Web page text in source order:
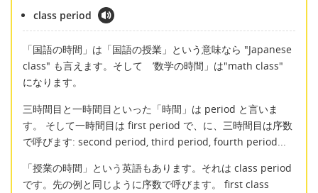
class period
「国語の時間」は「国語の授業」という意味なら "Japanese
class" も言えます。そして ’数学の時間」は"math class"
になります。
三時間目と一時間目といった「時間」は period と言いま
す。 そして一時間目は first period で、に、三時間目は序数
で呼びます: second period, third period, fourth period...
「授業の時間」という英語もあります。それは class period
です。先の例と同じように序数で呼びます。 first class